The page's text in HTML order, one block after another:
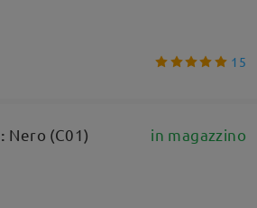
15
: Nero (C01) in magazzino